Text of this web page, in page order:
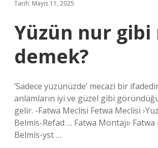
Tarih: Mayıs 11, 2025
Yüzün nur gibi
demek?
‘Sadece yüzünüzde’ mecazi bir
anlamların iyi ve güzel gibi
gelir. -Fatwa Meclisi Fetwa Meclisi
Belmis-Refad … Fatwa Montajı›
Belmis-yst …